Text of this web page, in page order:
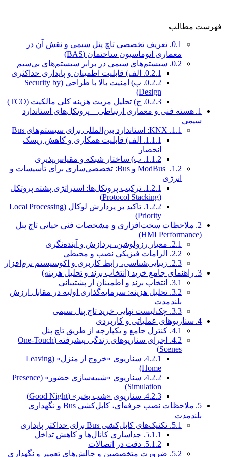
فهرست مطالب
0.1. تعریف تخصصی تاچ پنل سیمی و نقش آن در
معماری اتوماسیون ساختمان (BAS)
0.2. سیستم‌های سیمی در برابر سیستم‌های بی‌سیم
0.2.1.
الف) قابلیت اطمینان و پایداری حداکثری
0.2.2.
ب) امنیت بالا با طراحی (Security by
Design)
0.2.3. ج) تحلیل مزیت هزینه کلی مالکیت (TCO)
1. هسته فنی و معماری ارتباطی – پروتکل‌های استاندارد
سیمی
1.1.
1.1.1.
الف) قابلیت همکاری و کاهش ریسک
انحصار
1.1.2. ب) ساختار شبکه و مقیاس‌پذیری
1.2.
ModBus و Bus: تخصصی‌سازی برای تأسیسات و
انرژی
1.2.1. ترکیب پروتکل‌ها: استراتژی پشته پروتکل
(Protocol Stacking)
1.2.2.
تاکید بر پردازش لوکال (Local Processing
Priority)
2. ملاحظات سخت‌افزاری و مشخصات فنی حیاتی تاچ پنل
(HMI Performance)
2.1. معیار رزولوشن، پردازش و آینده‌نگری
2.2.
الزامات فیزیکی نصب و محیطی
2.3. زیبایی‌شناسی، رابط کاربری و اکوسیستم نرم‌افزار
3. راهنمای جامع خرید (انتخاب برند و تحلیل هزینه)
3.1.
انتخاب برند و اطمینان از پشتیبانی
3.2. تحلیل هزینه: سرمایه‌گذاری اولیه در مقابل ارزش
بلندمدت
3.3. چک‌لیست نهایی خرید تاچ پنل سیمی
4. سناریوهای عملیاتی و کاربردی
4.1. کنترل جامع و یکپارچه از طریق تاچ پنل
4.2.
اجرای سناریوهای زندگی پیشرفته (One-Touch
Scenes)
4.2.1.
سناریوی «خروج از منزل» (Leaving
Home)
4.2.2.
سناریوی «شبیه‌سازی حضور» (Presence
Simulation)
4.2.3. سناریوی «شب بخیر» (Good Night)
5.
ملاحظات نصب حرفه‌ای، کابل‌کشی Bus و نگهداری
بلندمدت
5.1. تکنیک‌های کابل‌کشی Bus برای حداکثر پایداری
5.1.1. جداسازی کانال‌ها و کاهش تداخل
5.1.2. دقت در اتصالات
5.2. ضرورت متخصصین و چالش‌های تعمیر و نگهداری